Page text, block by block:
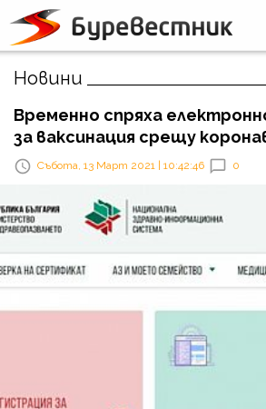
Новини
Временно спряха
за ваксинация срещу
Събота, 13 Март 2021 | 10:42:46 0